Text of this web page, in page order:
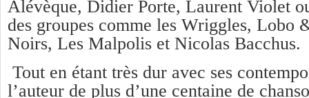
Alévèque, Didier Porte, Laurent Violet
des groupes comme les Wriggles, Lobo
Noirs, Les Malpolis et Nicolas Bacchus.
Tout en étant très dur avec ses
l’auteur de plus d’une centaine de